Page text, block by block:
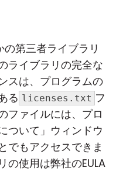
第三者ライブラリ
ライブラリの完全な
スは、プログラムの
る licenses.txt フ
ファイルには、プロ
ついて」ウィンドウ
でもアクセスできま
の使用は弊社のEULA